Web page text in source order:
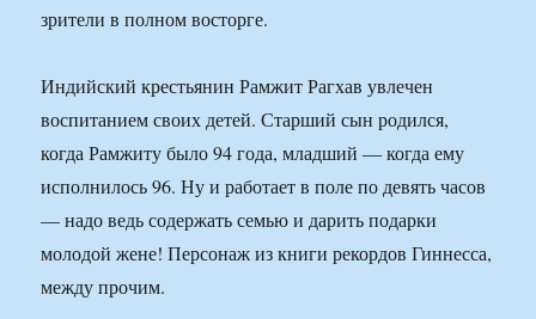
зрители в полном восторге.
Индийский крестьянин Рамжит Рагхав увлечен
воспитанием своих детей. Старший сын родился,
когда Рамжиту было 94 года, младший — когда ему
исполнилось 96. Ну и работает в поле по девять часов
— надо ведь содержать семью и дарить подарки
молодой жене! Персонаж из книги рекордов Гиннесса,
между прочим.